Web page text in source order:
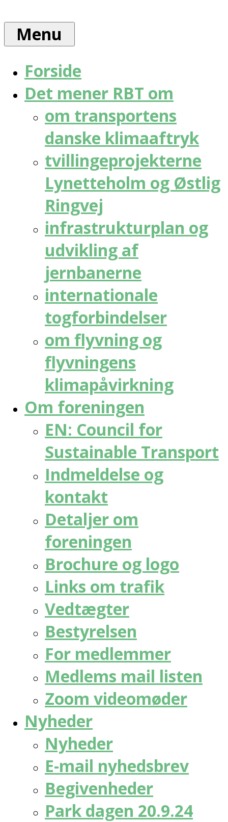
content
for
bæredygtig
trafik
Menu
Forside
Det mener RBT om
om transportens
danske klimaaftryk
tvillingeprojekterne
Lynetteholm og Østlig
Ringvej
infrastrukturplan og
udvikling af
jernbanerne
internationale
togforbindelser
om flyvning og
flyvningens
klimapåvirkning
Om foreningen
EN: Council for
Sustainable Transport
Indmeldelse og
kontakt
Detaljer om
foreningen
Brochure og logo
Links om trafik
Vedtægter
Bestyrelsen
For medlemmer
Medlems mail listen
Zoom videomøder
Nyheder
Nyheder
E-mail nyhedsbrev
Begivenheder
Park dagen 20.9.24